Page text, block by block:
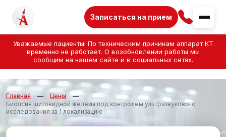
Уважаемые пациенты! По техническим причинам аппарат КТ
временно не работает. О возобновлении работы мы
сообщим на нашем сайте и в социальных сетях.
Записаться на прием
Главная
Цены
Биопсия щитовидной железы под контролем ультразвукового
исследования за 1 локализацию